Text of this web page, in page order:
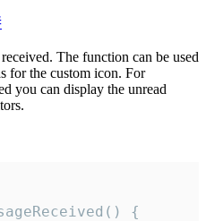
The function can be used
for the custom icon. For
you can display the unread
{